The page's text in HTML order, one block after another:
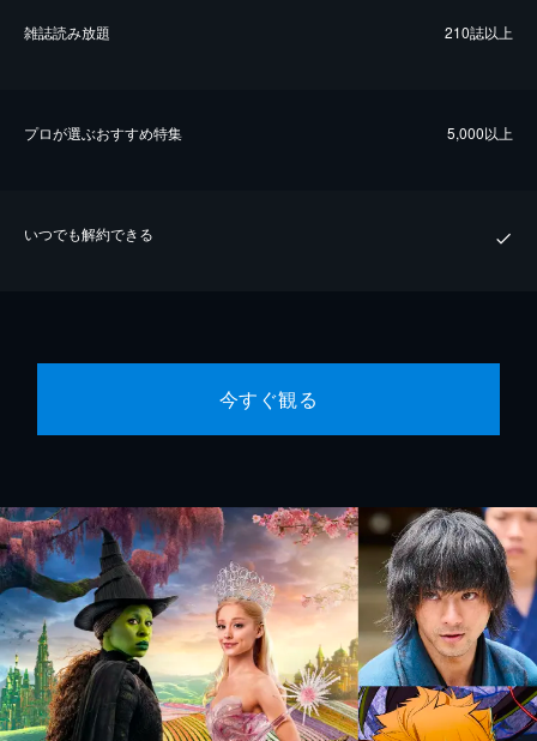
雑誌読み放題 210誌以上
プロが選ぶおすすめ特集 5,000以上
いつでも解約できる
今すぐ観る